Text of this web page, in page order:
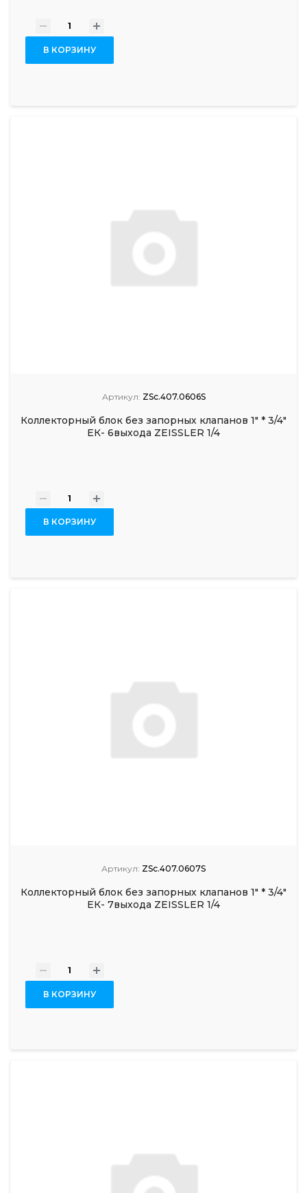
- +
В КОРЗИНУ
Артикул: ZSc.407.0606S
Коллекторный блок без запорных клапанов 1" * 3/4"
ЕК- 6выхода ZEISSLER 1/4
- +
В КОРЗИНУ
Артикул: ZSc.407.0607S
Коллекторный блок без запорных клапанов 1" * 3/4"
ЕК- 7выхода ZEISSLER 1/4
- +
В КОРЗИНУ